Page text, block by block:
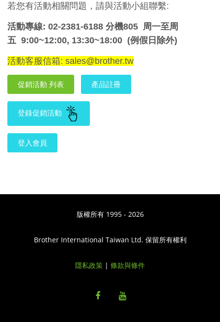
若您有活動相關問題，請與活動小組聯繫:
活動專線: 02-2381-6188 分機805 周一至周
五 9:00~12:00, 13:30~18:00 (例假日除外)
活動客服信箱: sales@brother.tw
促銷活動 列表 產品註冊
登錄促銷活動
登入會員
版權所有 1995 - 2026
Brother International Taiwan Ltd. 保留所有權利
隱私政策 | 條款與條件